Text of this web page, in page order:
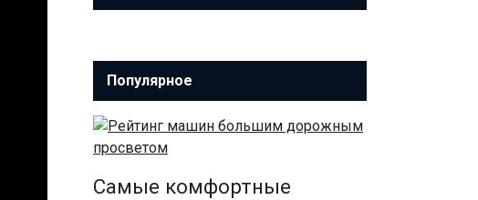
Популярное
Самые комфортные